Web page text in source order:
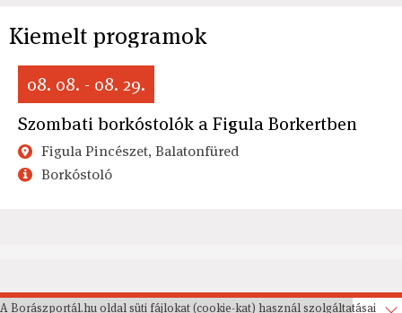
Kiemelt programok
08. 08. - 08. 29.
Szombati borkóstolók a Figula Borkertben
Figula Pincészet, Balatonfüred
Borkóstoló
A Borászportál.hu oldal süti fájlokat (cookie-kat) használ szolgáltatásai